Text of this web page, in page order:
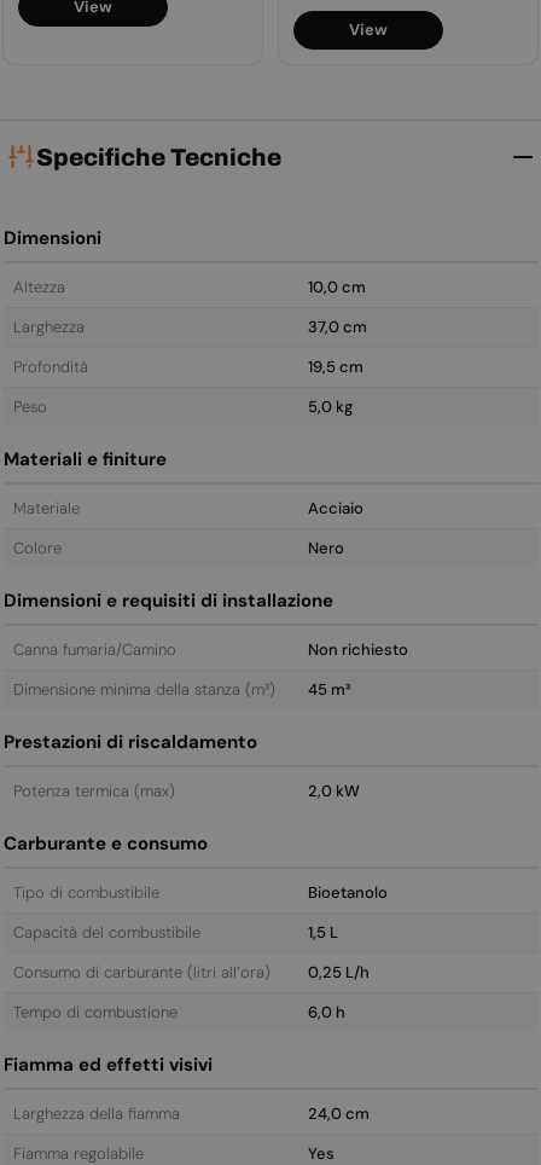
View
normaleView
Specifiche Tecniche
Dimensioni
Altezza
10,0 cm
Larghezza
37,0 cm
Profondità
19,5 cm
Peso
5,0 kg
Materiali e finiture
Materiale
Acciaio
Colore
Nero
Dimensioni e requisiti di installazione
Canna fumaria/Camino
Non richiesto
Dimensione minima della stanza (m³)
45 m³
Prestazioni di riscaldamento
Potenza termica (max) 2,0 kW
Carburante e consumo
Tipo di combustibile
Bioetanolo
Capacità del combustibile
1,5 L
Consumo di carburante (litri all’ora)
0,25 L/h
Tempo di combustione
6,0 h
Fiamma ed effetti visivi
Larghezza della fiamma
24,0 cm
Fiamma regolabile
Yes